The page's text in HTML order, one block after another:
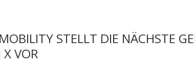
STELLT DIE NÄCHSTE
VOR